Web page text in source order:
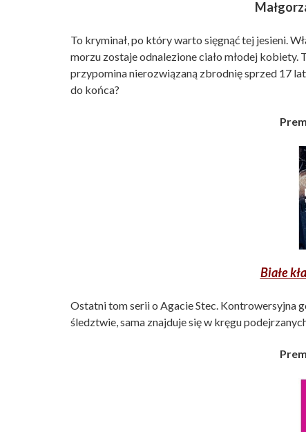
To kryminał, po który warto sięgnąć tej jesieni.
morzu zostaje odnalezione ciało młodej
przypomina nierozwiązaną zbrodnię sprzed 17
do końca?
Białe
Ostatni tom serii o Agacie Stec. Kontrowersyjna
śledztwie, sama znajduje się w kręgu